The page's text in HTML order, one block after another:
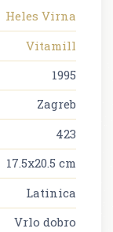
Heles Virna
Vitamill
1995
Zagreb
423
17.5x20.5 cm
Latinica
Vrlo dobro